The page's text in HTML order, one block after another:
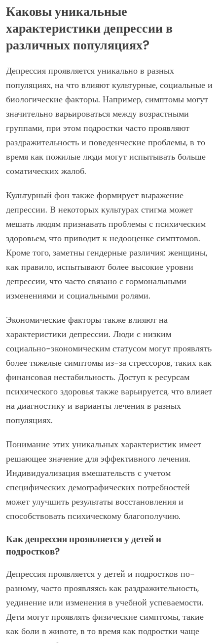
Каковы уникальные
характеристики депрессии в
различных популяциях?
Депрессия проявляется уникально в разных
популяциях, на что влияют культурные, социальные и
биологические факторы. Например, симптомы могут
значительно варьироваться между возрастными
группами, при этом подростки часто проявляют
раздражительность и поведенческие проблемы, в то
время как пожилые люди могут испытывать больше
соматических жалоб.
Культурный фон также формирует выражение
депрессии. В некоторых культурах стигма может
мешать людям признавать проблемы с психическим
здоровьем, что приводит к недооценке симптомов.
Кроме того, заметны гендерные различия: женщины,
как правило, испытывают более высокие уровни
депрессии, что часто связано с гормональными
изменениями и социальными ролями.
Экономические факторы также влияют на
характеристики депрессии. Люди с низким
социально-экономическим статусом могут проявлять
более тяжелые симптомы из-за стрессоров, таких как
финансовая нестабильность. Доступ к ресурсам
психического здоровья также варьируется, что влияет
на диагностику и варианты лечения в разных
популяциях.
Понимание этих уникальных характеристик имеет
решающее значение для эффективного лечения.
Индивидуализация вмешательств с учетом
специфических демографических потребностей
может улучшить результаты восстановления и
способствовать психическому благополучию.
Как депрессия проявляется у детей и
подростков?
Депрессия проявляется у детей и подростков по-
разному, часто проявляясь как раздражительность,
уединение или изменения в учебной успеваемости.
Дети могут проявлять физические симптомы, такие
как боли в животе, в то время как подростки чаще